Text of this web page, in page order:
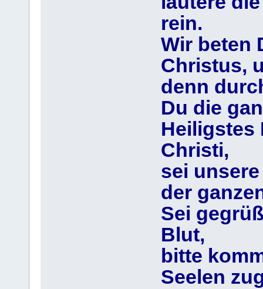
rein.
Wir beten
Christus,
denn
Du die
Heiligstes
Christi,
sei
der
Sei
Blut,
bitte
Seelen